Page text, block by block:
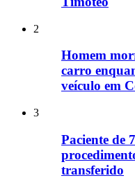
2
Homem
carro
veículo em
3
Paciente de
transferido